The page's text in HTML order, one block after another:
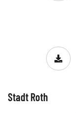
Stadt Roth